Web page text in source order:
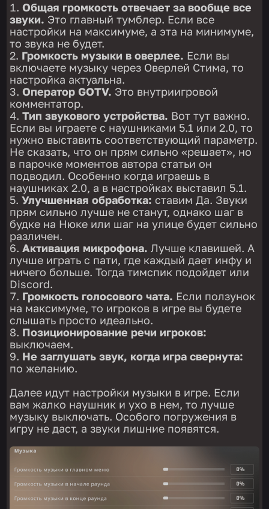
Общая громкость отвечает за вообще все
звуки. Это главный тумблер. Если все
настройки на максимуме, а эта на минимуме,
то звука не будет.
Громкость музыки в оверлее. Если вы
включаете музыку через Оверлей Стима, то
настройка актуальна.
Оператор GOTV. Это внутриигровой
комментатор.
Тип звукового устройства. Вот тут важно.
Если вы играете с наушниками 5.1 или 2.0, то
нужно выставить соответствующий параметр.
Не сказать, что он прям сильно «решает», но
в парочке моментов автора статьи он
подводил. Особенно когда играешь в
наушниках 2.0, а в настройках выставил 5.1.
Улучшенная обработка: ставим Да. Звуки
прям сильно лучше не станут, однако шаг в
будке на Нюке или шаг на улице будет сильно
различен.
Активация микрофона. Лучше клавишей. А
лучше играть с пати, где каждый дает инфу и
ничего больше. Тогда тимспик подойдет или
Discord.
Громкость голосового чата. Если ползунок
на максимуме, то игроков в игре вы будете
слышать просто идеально.
Позиционирование речи игроков:
выключаем.
Не заглушать звук, когда игра свернута:
по желанию.
Далее идут настройки музыки в игре. Если
вам жалко наушник и ухо в нем, то лучше
музыку выключать. Особого погружения в
игру не даст, а звуки лишние появятся.